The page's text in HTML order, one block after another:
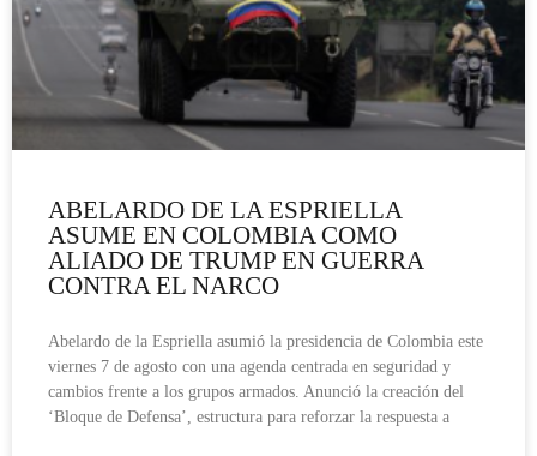
ABELARDO DE LA ESPRIELLA
ASUME EN COLOMBIA COMO
ALIADO DE TRUMP EN GUERRA
CONTRA EL NARCO
Abelardo de la Espriella asumió la presidencia de Colombia este
viernes 7 de agosto con una agenda centrada en seguridad y
cambios frente a los grupos armados. Anunció la creación del
‘Bloque de Defensa’, estructura para reforzar la respuesta a